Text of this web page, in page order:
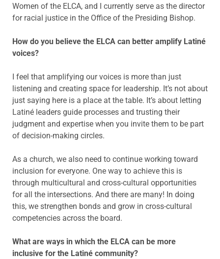
Women of the ELCA, and I currently serve as the director
for racial justice in the Office of the Presiding Bishop.
How do you believe the ELCA can better amplify Latiné
voices?
I feel that amplifying our voices is more than just
listening and creating space for leadership. It’s not about
just saying here is a place at the table. It’s about letting
Latiné leaders guide processes and trusting their
judgment and expertise when you invite them to be part
of decision-making circles.
As a church, we also need to continue working toward
inclusion for everyone. One way to achieve this is
through multicultural and cross-cultural opportunities
for all the intersections. And there are many! In doing
this, we strengthen bonds and grow in cross-cultural
competencies across the board.
What are ways in which the ELCA can be more
inclusive for the Latiné community?